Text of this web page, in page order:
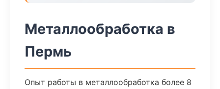
Металлообработка в
Пермь
Опыт работы в металлообработка более 8